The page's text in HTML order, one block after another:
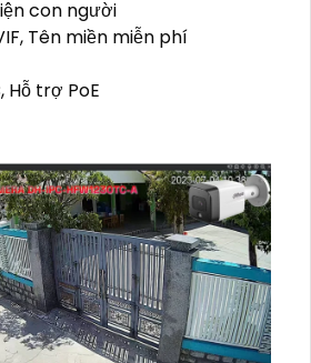
con người
Tên miền miễn phí
Hỗ trợ PoE